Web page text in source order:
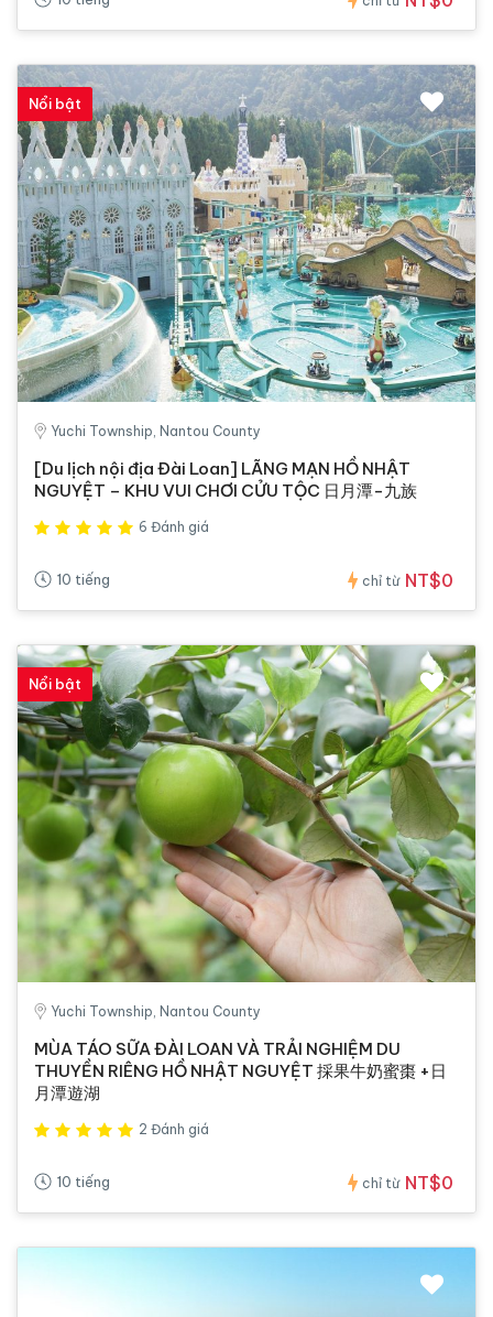
Nổi bật
Yuchi Township, Nantou County
[Du lịch nội địa Đài Loan] LÃNG MẠN HỒ NHẬT
NGUYỆT – KHU VUI CHƠI CỬU TỘC 日月潭-九族
6 Đánh giá
10 tiếng chỉ từ NT$0
Nổi bật
Yuchi Township, Nantou County
MÙA TÁO SỮA ĐÀI LOAN VÀ TRẢI NGHIỆM DU
THUYỀN RIÊNG HỒ NHẬT NGUYỆT 採果牛奶蜜棗 +日
月潭遊湖
2 Đánh giá
10 tiếng chỉ từ NT$0